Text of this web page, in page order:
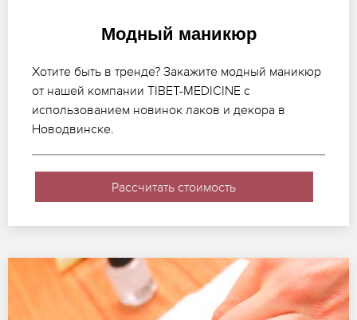
Модный маникюр
Хотите быть в тренде? Закажите модный маникюр
от нашей компании TIBET-MEDICINE с
использованием новинок лаков и декора в
Новодвинске.
Рассчитать стоимость